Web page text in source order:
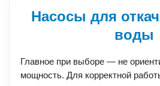
Насосы для
воды
Главное при выборе — не
мощность. Для корректной